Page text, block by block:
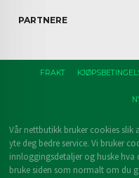
PARTNERE
FRAKT
Vår nettbutikk bruker cookies slik
yte deg bedre service. Vi bruker
innloggingsdetaljer og huske hva
bruke siden som normalt om du